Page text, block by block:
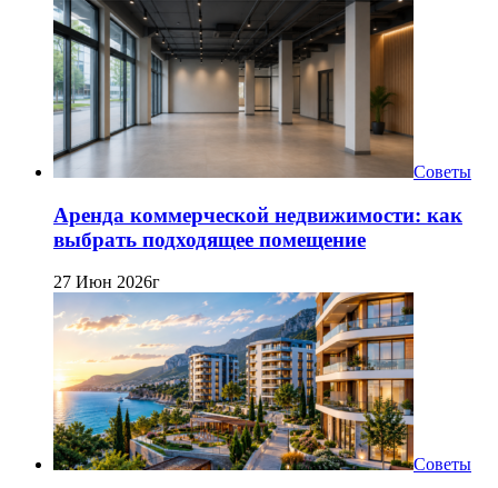
Советы
Аренда коммерческой недвижимости: как
выбрать подходящее помещение
27 Июн 2026г
Советы